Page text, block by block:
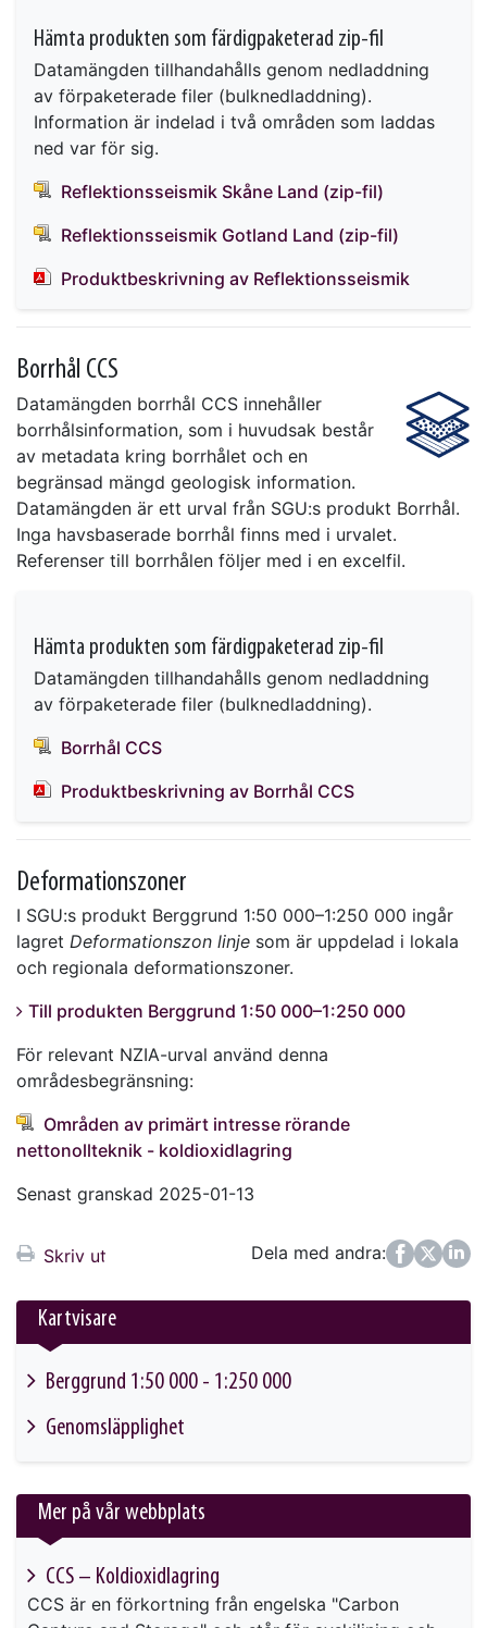
Hämta produkten som färdigpaketerad zip-fil
Datamängden tillhandahålls genom nedladdning
av förpaketerade filer (bulknedladdning).
Information är indelad i två områden som laddas
ned var för sig.
Reflektionsseismik Skåne Land (zip-fil)
Reflektionsseismik Gotland Land (zip-fil)
Produktbeskrivning av Reflektionsseismik
Borrhål CCS
Datamängden borrhål CCS innehåller
borrhålsinformation, som i huvudsak består
av metadata kring borrhålet och en
begränsad mängd geologisk information.
Datamängden är ett urval från SGU:s produkt Borrhål.
Inga havsbaserade borrhål finns med i urvalet.
Referenser till borrhålen följer med i en excelfil.
Hämta produkten som färdigpaketerad zip-fil
Datamängden tillhandahålls genom nedladdning
av förpaketerade filer (bulknedladdning).
Borrhål CCS
Produktbeskrivning av Borrhål CCS
Deformationszoner
I SGU:s produkt Berggrund 1:50 000–1:250 000 ingår
lagret Deformationszon linje som är uppdelad i lokala
och regionala deformationszoner.
Till produkten Berggrund 1:50 000–1:250 000
För relevant NZIA-urval använd denna
områdesbegränsning:
Områden av primärt intresse rörande
nettonollteknik - koldioxidlagring
Senast granskad 2025-01-13
Skriv ut Dela med andra:
FacebookTwitter
LinkedIn
Kartvisare
Berggrund 1:50 000 - 1:250 000
Genomsläpplighet
Mer på vår webbplats
CCS – Koldioxidlagring
CCS är en förkortning från engelska "Carbon